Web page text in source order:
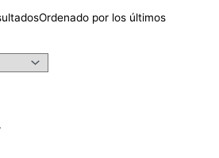
Ordenado por los últimos